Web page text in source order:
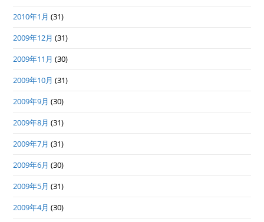
2010年1月 (31)
2009年12月 (31)
2009年11月 (30)
2009年10月 (31)
2009年9月 (30)
2009年8月 (31)
2009年7月 (31)
2009年6月 (30)
2009年5月 (31)
2009年4月 (30)